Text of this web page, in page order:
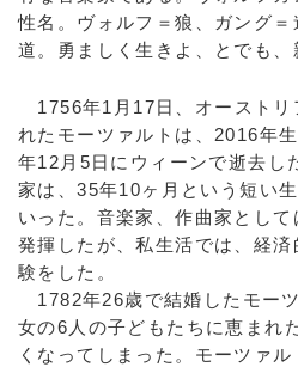
性名。ヴォルフ＝狼、ガング
道。勇ましく生きよ、とでも、
1756年1月17日、オーストリ
れたモーツァルトは、2016年
年12月5日にウィーンで逝去し
家は、35年10ヶ月という短い
いった。音楽家、作曲家とし
発揮したが、私生活では、経
験をした。
1782年26歳で結婚したモー
女の6人の子どもたちに恵まれ
くなってしまった。モーツァ